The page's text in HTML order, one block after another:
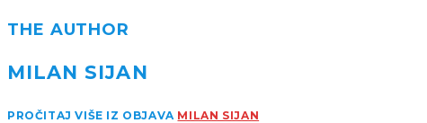
THE AUTHOR
MILAN SIJAN
PROČITAJ VIŠE IZ OBJAVA MILAN SIJAN